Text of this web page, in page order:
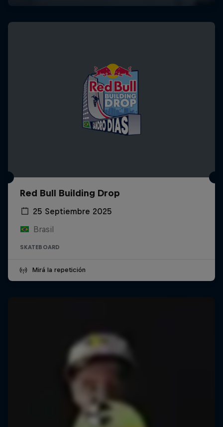
Red Bull Building Drop
25 Septiembre 2025
Brasil
SKATEBOARD
Mirá la repetición